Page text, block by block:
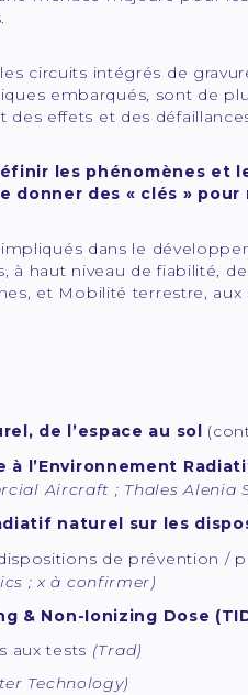
circuits intégrés de
embarqués, sont de
effets et des
les phénomènes et
des « clés »
impliqués dans le
à haut niveau de fiabilité,
et Mobilité terrestre,
de l’espace au sol
l’Environnement
Aircraft ; Thales Alenia
naturel sur les
de prévention /
; x à confirmer)
& Non-Ionizing Dose
aux tests (Trad)
Technology)